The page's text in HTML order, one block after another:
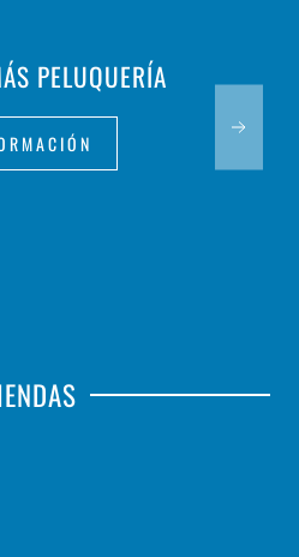
PELUQUERÍA